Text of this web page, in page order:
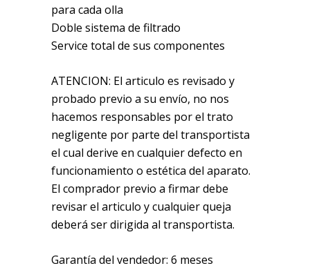
para cada olla
Doble sistema de filtrado
Service total de sus componentes
ATENCION: El articulo es revisado y
probado previo a su envío, no nos
hacemos responsables por el trato
negligente por parte del transportista
el cual derive en cualquier defecto en
funcionamiento o estética del aparato.
El comprador previo a firmar debe
revisar el articulo y cualquier queja
deberá ser dirigida al transportista.
Garantía del vendedor: 6 meses